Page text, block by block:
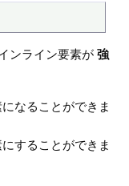
ンライン要素が強
なることができま
することができま